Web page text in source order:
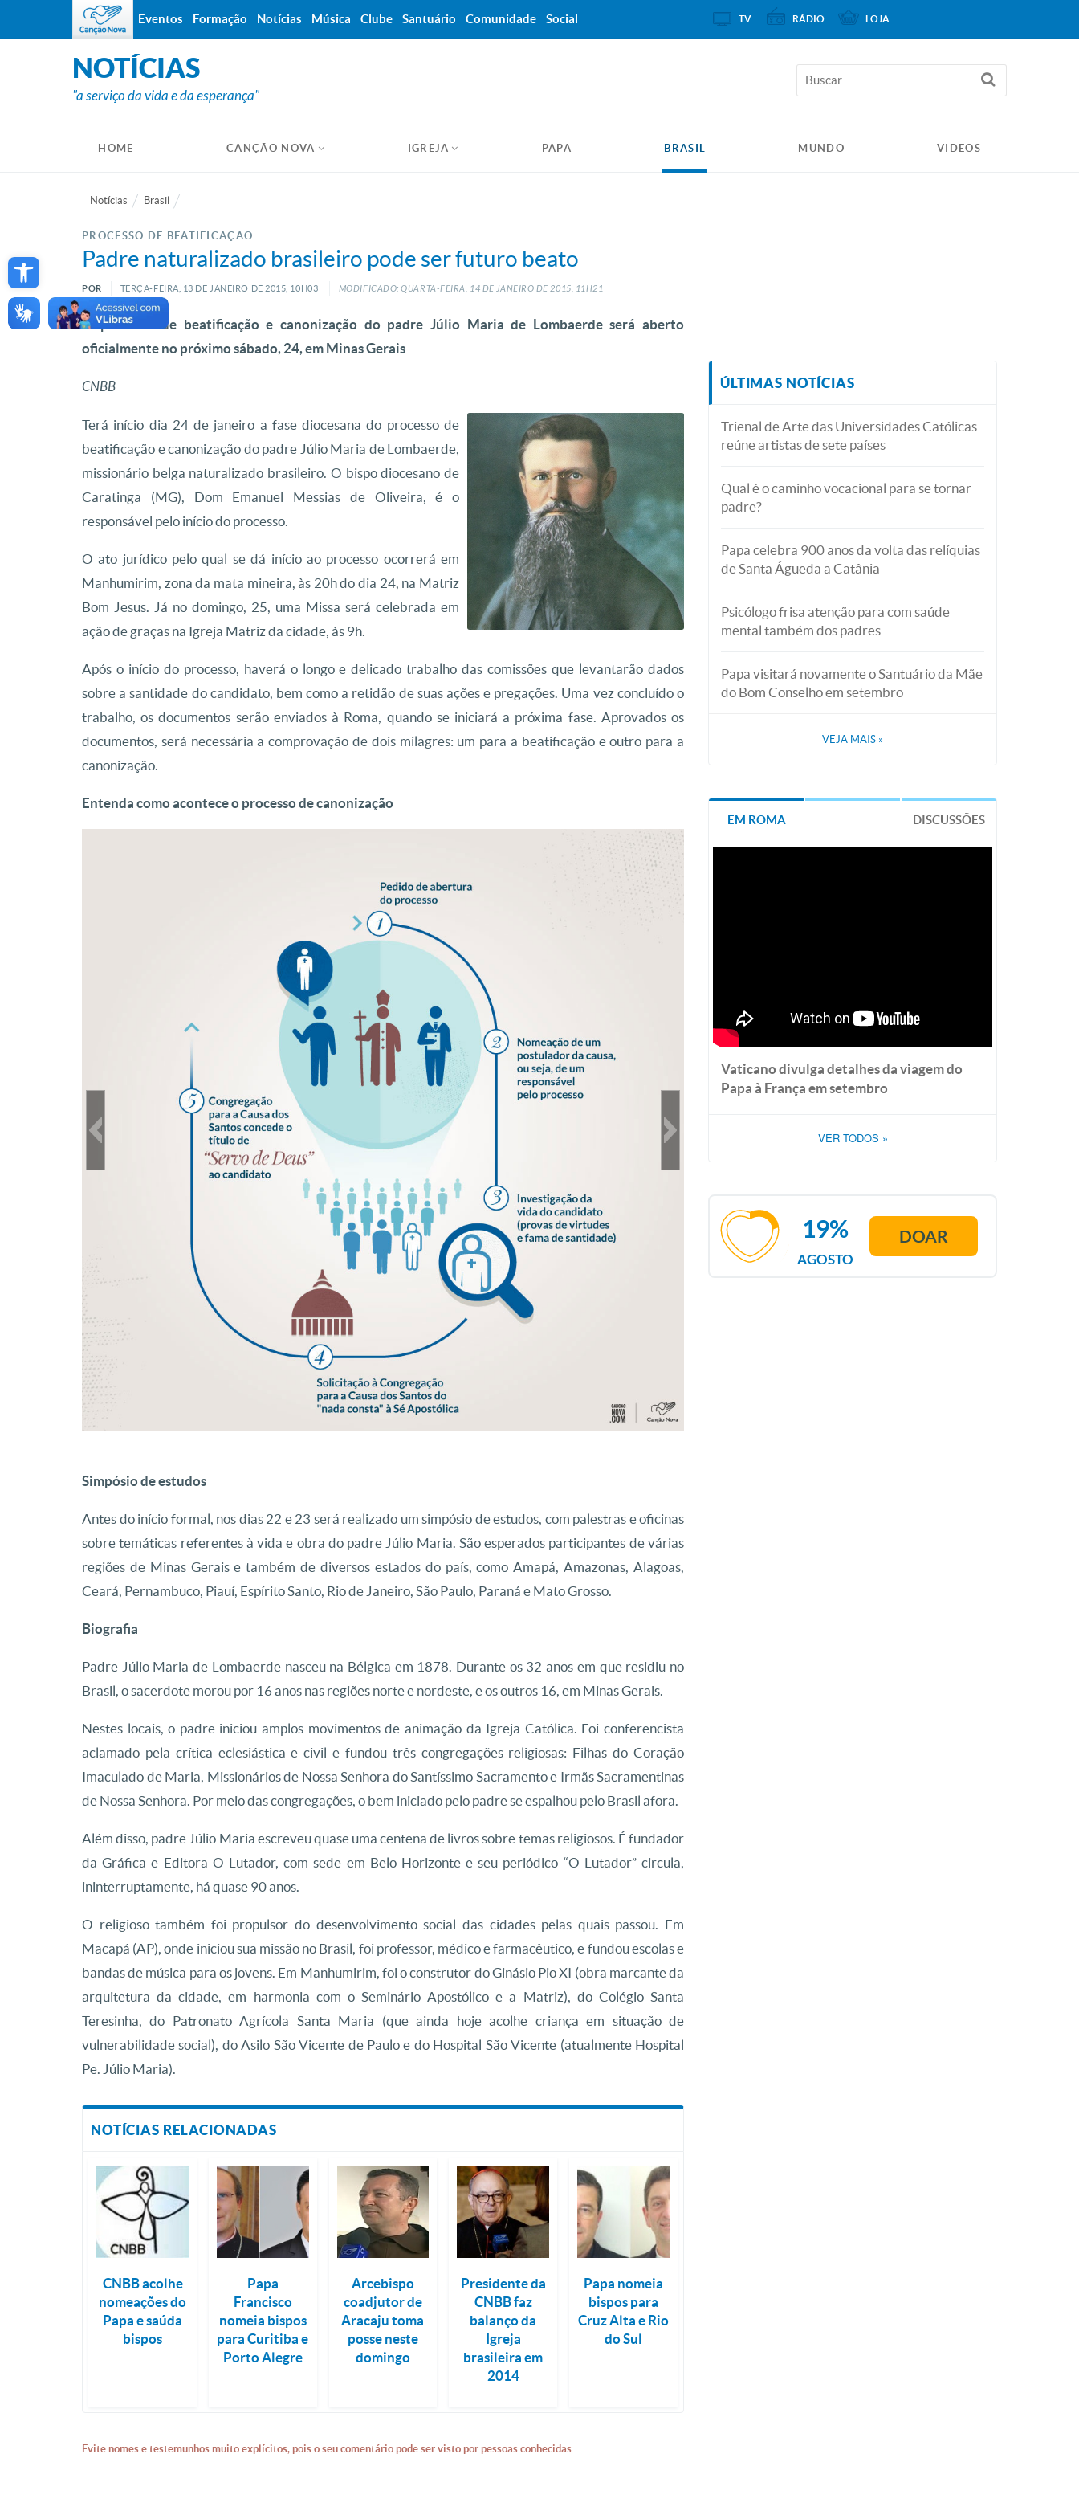
Open toolbar
NOTÍCIAS
"a serviço da vida e da esperança"
HOME CANÇÃO NOVA IGREJA PAPA BRASIL MUNDO VIDEOS
Notícias Brasil
PROCESSO DE BEATIFICAÇÃO
Padre naturalizado brasileiro pode ser futuro beato
POR TERÇA-FEIRA, 13 DE JANEIRO DE 2015, 10H03 MODIFICADO: QUARTA-FEIRA, 14 DEJANEIRO DE2015, 11H21
O processo de beatificação e canonização do padre Júlio Maria de Lombaerde será aberto
oficialmente no próximo sábado, 24, em Minas Gerais
CNBB
Terá início dia 24 de janeiro a fase diocesana do processo de
beatificação e canonização do padre Júlio Maria de Lombaerde,
missionário belga naturalizado brasileiro. O bispo diocesano de
Caratinga (MG), Dom Emanuel Messias de Oliveira, é o
responsável pelo início do processo.
O ato jurídico pelo qual se dá início ao processo ocorrerá em
Manhumirim, zona da mata mineira, às 20h do dia 24, na Matriz
Bom Jesus. Já no domingo, 25, uma Missa será celebrada em
ação de graças na Igreja Matriz da cidade, às 9h.
Após o início do processo, haverá o longo e delicado trabalho das comissões que levantarão dados
sobre a santidade do candidato, bem como a retidão de suas ações e pregações. Uma vez concluído o
trabalho, os documentos serão enviados à Roma, quando se iniciará a próxima fase. Aprovados os
documentos, será necessária a comprovação de dois milagres: um para a beatificação e outro para a
canonização.
Entenda como acontece o processo de canonização
Simpósio de estudos
Antes do início formal, nos dias 22 e 23 será realizado um simpósio de estudos, com palestras e oficinas
sobre temáticas referentes à vida e obra do padre Júlio Maria. São esperados participantes de várias
regiões de Minas Gerais e também de diversos estados do país, como Amapá, Amazonas, Alagoas,
Ceará, Pernambuco, Piauí, Espírito Santo, Rio de Janeiro, São Paulo, Paraná e Mato Grosso.
Biografia
Padre Júlio Maria de Lombaerde nasceu na Bélgica em 1878. Durante os 32 anos em que residiu no
Brasil, o sacerdote morou por 16 anos nas regiões norte e nordeste, e os outros 16, em Minas Gerais.
Nestes locais, o padre iniciou amplos movimentos de animação da Igreja Católica. Foi conferencista
aclamado pela crítica eclesiástica e civil e fundou três congregações religiosas: Filhas do Coração
Imaculado de Maria, Missionários de Nossa Senhora do Santíssimo Sacramento e Irmãs Sacramentinas
de Nossa Senhora. Por meio das congregações, o bem iniciado pelo padre se espalhou pelo Brasil afora.
Além disso, padre Júlio Maria escreveu quase uma centena de livros sobre temas religiosos. É fundador
da Gráfica e Editora O Lutador, com sede em Belo Horizonte e seu periódico “O Lutador” circula,
ininterruptamente, há quase 90 anos.
O religioso também foi propulsor do desenvolvimento social das cidades pelas quais passou. Em
Macapá (AP), onde iniciou sua missão no Brasil, foi professor, médico e farmacêutico, e fundou escolas e
bandas de música para os jovens. Em Manhumirim, foi o construtor do Ginásio Pio XI (obra marcante da
arquitetura da cidade, em harmonia com o Seminário Apostólico e a Matriz), do Colégio Santa
Teresinha, do Patronato Agrícola Santa Maria (que ainda hoje acolhe criança em situação de
vulnerabilidade social), do Asilo São Vicente de Paulo e do Hospital São Vicente (atualmente Hospital
Pe. Júlio Maria).
NOTÍCIAS RELACIONADAS
CNBB acolhe
nomeações do
Papa e saúda
bispos
Papa
Francisco
nomeia bispos
para Curitiba e
Porto Alegre
Arcebispo
coadjutor de
Aracaju toma
posse neste
domingo
Presidente da
CNBB faz
balanço da
Igreja
brasileira em
2014
Papa nomeia
bispos para
Cruz Alta e Rio
do Sul
Evite nomes e testemunhos muito explícitos, pois o seu comentário pode ser visto por pessoas conhecidas.
ÚLTIMAS NOTÍCIAS
Trienal de Arte das Universidades Católicas
reúne artistas de sete países
Qual é o caminho vocacional para se tornar
padre?
Papa celebra 900 anos da volta das relíquias
de Santa Águeda a Catânia
Psicólogo frisa atenção para com saúde
mental também dos padres
Papa visitará novamente o Santuário da Mãe
do Bom Conselho em setembro
VEJA MAIS »
EM ROMA DISCUSSÕES
Vaticano divulga detalhes da viagem do
Papa à França em setembro
VER TODOS »
AGOSTO
19% DOAR
Eventos Formação Notícias Música Clube Santuário Comunidade Social TV RÁDIO LOJA